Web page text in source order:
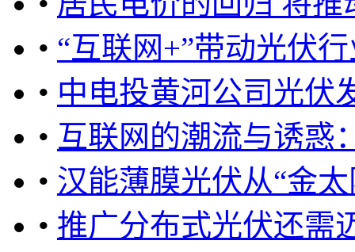
• “互联网+”带动光伏
• 中电投黄河公司光伏
• 互联网的潮流与诱惑
• 汉能薄膜光伏从“金太
• 推广分布式光伏还需